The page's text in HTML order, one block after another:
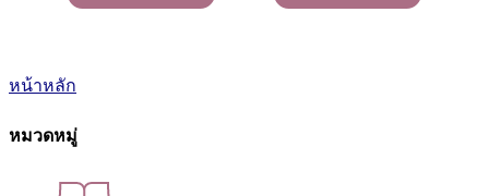
หน้าหลัก
หมวดหมู่